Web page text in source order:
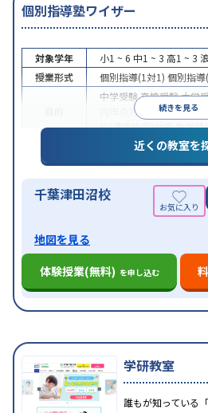
個別指導塾ワイザー
続きを見る
対象学年 小1 ~ 6 中1 ~ 3 高1 ~ 3
授業形式
個別指導(1対1) 個別指
中学受験高校受験大学
内申点対策
学習習慣の定
検(漢字検定)対策数学特
特徴
中高一貫校生に対応授業
オンライン対応1科目
みの受講可自習室あり
近くの教室を
千葉津田沼校
地図を見る
体験授業(無料) を申し込む
学研教室
誰もが知っている